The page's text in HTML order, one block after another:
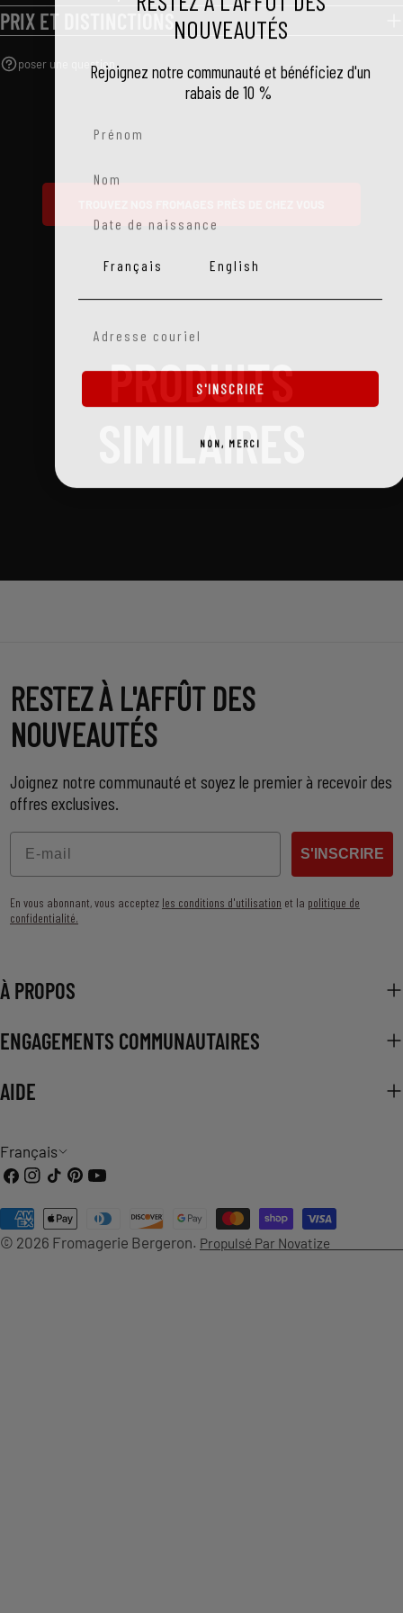
PRIX ET DISTINCTIONS
poser une question
PRODUITS
SIMILAIRES
RESTEZ À L'AFFÛT DES
NOUVEAUTÉS
Joignez notre communauté et soyez le premier à recevoir des
offres exclusives.
Email
S'INSCRIRE
En vous abonnant, vous acceptez les conditions d'utilisation et la politique de
confidentialité.
À PROPOS
ENGAGEMENTS COMMUNAUTAIRES
AIDE
L
A
N
Français
Facebook
Instagram
TIC Pinterest
Youtube
© 2026 Fromagerie Bergeron. Propulsé Par Novatize
Méthodes
de
NOUVEAUTÉS
Rejoignez notre communauté et bénéficiez d'un
rabais de 10 %
LangueFrançais English
S'INSCRIRE
NON, MERCI